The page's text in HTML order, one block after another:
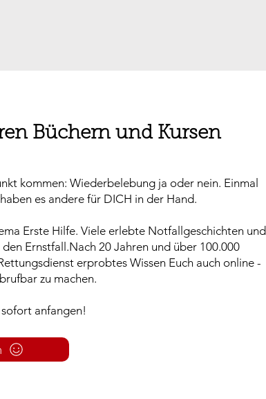
Büchern und Kursen
kommen: Wiederbelebung ja oder nein. Einmal
es andere für DICH in der Hand.
Erste Hilfe. Viele erlebte Notfallgeschichten und
Ernstfall.​Nach 20 Jahren und über 100.000
erprobtes Wissen Euch auch online -
zu machen.
anfangen!